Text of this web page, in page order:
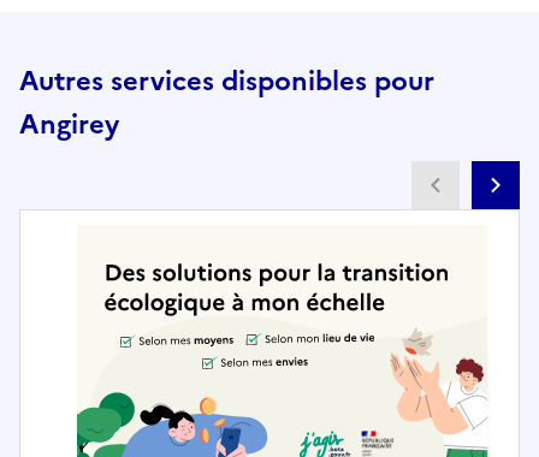
Autres services disponibles pour
Angirey